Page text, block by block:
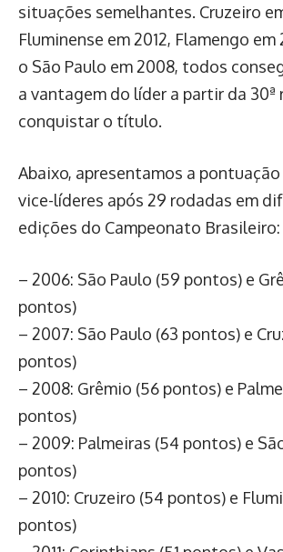
situações semelhantes. Cruzeiro
Fluminense em 2012, Flamengo em
o São Paulo em 2008, todos
a vantagem do líder a partir da 30ª
conquistar o título.
Abaixo, apresentamos a
vice-líderes após 29 rodadas em
edições do Campeonato Brasileiro:
– 2006: São Paulo (59 pontos) e
pontos)
– 2007: São Paulo (63 pontos) e
pontos)
– 2008: Grêmio (56 pontos) e
pontos)
– 2009: Palmeiras (54 pontos) e
pontos)
– 2010: Cruzeiro (54 pontos) e
pontos)